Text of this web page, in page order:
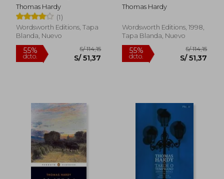
S/ 57,06
Thomas Hardy
(1)
Wordsworth Editions, Tapa
Blanda, Nuevo
Thomas Hardy
Wordsworth Editions, 1998,
Tapa Blanda, Nuevo